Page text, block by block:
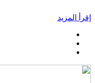
إقرأ المزيد